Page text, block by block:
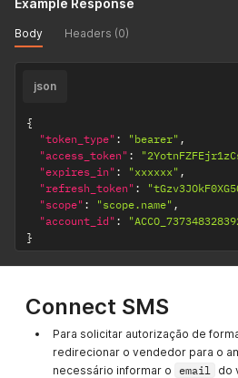
Example Response
Body Headers (0)
json
{
"token_type" : "bearer" ,
"access_token" :
"expires_in" : "xxxxxx" ,
"refresh_token" :
"scope" : "scope.name" ,
"account_id" :
}
Connect SMS
Para solicitar autorização de
redirecionar o vendedor para o
necessário informar o email do